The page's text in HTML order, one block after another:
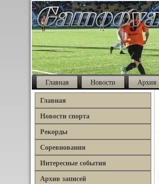
Главная Новости Архив
Главная
Новости спорта
Рекорды
Соревнования
Интересные события
Архив записей